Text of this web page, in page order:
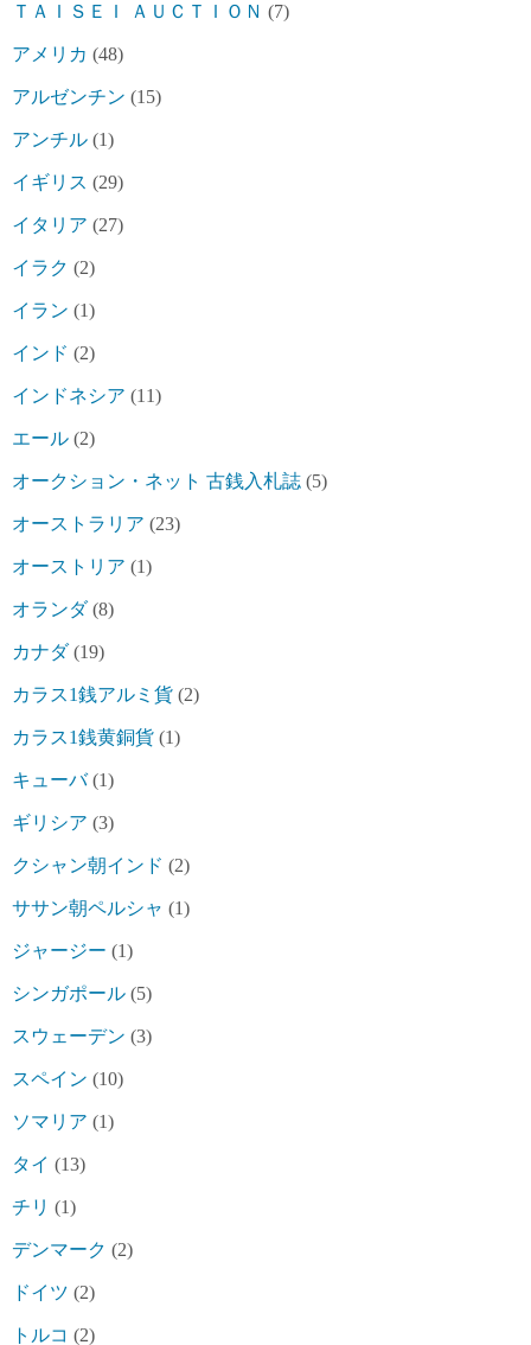
ＴＡＩＳＥＩ ＡＵＣＴＩＯＮ (7)
アメリカ (48)
アルゼンチン (15)
アンチル (1)
イギリス (29)
イタリア (27)
イラク (2)
イラン (1)
インド (2)
インドネシア (11)
エール (2)
オークション・ネット 古銭入札誌 (5)
オーストラリア (23)
オーストリア (1)
オランダ(8)
カナダ(19)
カラス1銭アルミ貨 (2)
カラス1銭黄銅貨 (1)
キューバ(1)
ギリシア (3)
クシャン朝インド (2)
ササン朝ペルシャ (1)
ジャージー (1)
シンガポール (5)
スウェーデン (3)
スペイン (10)
ソマリア (1)
タイ (13)
チリ (1)
デンマーク (2)
ドイツ (2)
トルコ (2)